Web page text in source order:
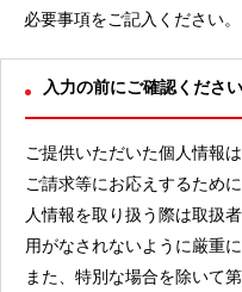
必要事項をご記入ください。
入力の前にご確認ください
ご提供いただいた個人情報
ご請求等にお応えするため
人情報を取り扱う際は取扱
用がなされないように厳重
また、特別な場合を除いて